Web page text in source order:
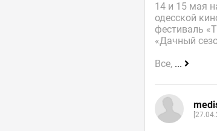
14 и 15 мая
одесской
фестиваль
«Дачный
Все, ...